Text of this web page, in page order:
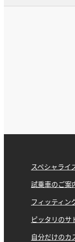
スペシャライ
試乗車のご案
フィッティン
ピッタリのサ
自分だけのカ